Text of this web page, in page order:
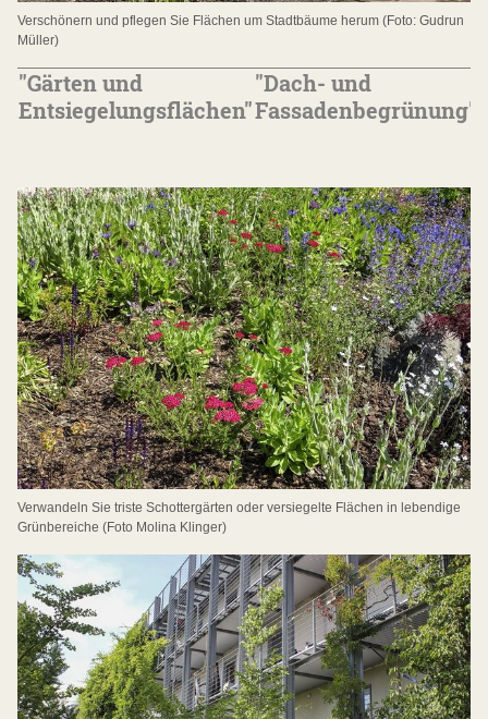
Verschönern und pflegen Sie Flächen um Stadtbäume herum (Foto: Gudrun
Müller)
"Gärten und
Entsiegelungsflächen"
"Dach- und
Fassadenbegrünung"
Verwandeln Sie triste Schottergärten oder versiegelte Flächen in lebendige
Grünbereiche (Foto Molina Klinger)